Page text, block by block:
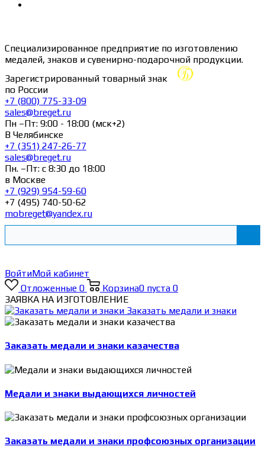
Специализированное предприятие по изготовлению
медалей, знаков и сувенирно-подарочной продукции.
Зарегистрированный товарный знак
по России
+7 (800) 775-33-09
sales@breget.ru
Пн –Пт: 9:00 - 18:00 (мск+2)
В Челябинске
+7 (351) 247-26-77
sales@breget.ru
Пн. –Пт: с 8:30 до 18:00
в Москве
+7 (929) 954-59-60
+7 (495) 740-50-62
mobreget@yandex.ru
ВойтиМой кабинет
Отложенные 0 Корзина0 пуста 0
ЗАЯВКА НА ИЗГОТОВЛЕНИЕ
Заказать медали и знаки
Заказать медали и знаки казачества
Медали и знаки выдающихся личностей
Заказать медали и знаки профсоюзных организации